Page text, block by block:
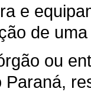
e
de
ou
Paraná,